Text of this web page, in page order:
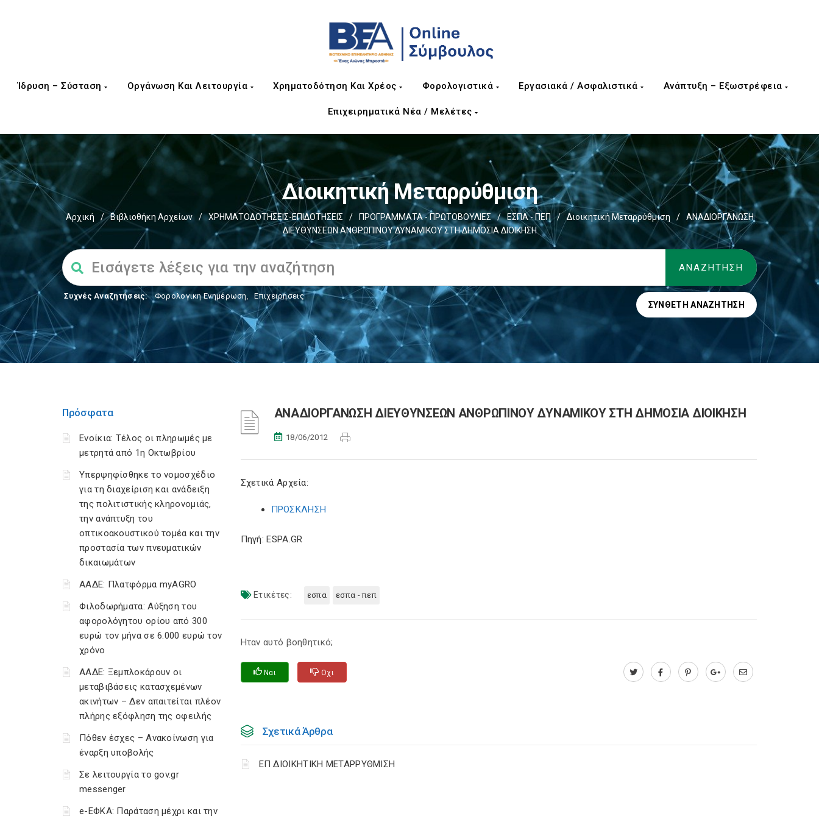
Ίδρυση – Σύσταση Οργάνωση Και Λειτουργία Χρηματοδότηση Και Χρέος Φορολογιστικά Εργασιακά / Ασφαλιστικά Ανάπτυξη – Εξωστρέφεια
Επιχειρηματικά Νέα / Μελέτες
Διοικητική Μεταρρύθμιση
Αρχική / Βιβλιοθήκη Αρχείων / ΧΡΗΜΑΤΟΔΟΤΗΣΕΙΣ-ΕΠΙΔΟΤΗΣΕΙΣ / ΠΡΟΓΡΑΜΜΑΤΑ - ΠΡΩΤΟΒΟΥΛΙΕΣ / ΕΣΠΑ - ΠΕΠ / Διοικητική Μεταρρύθμιση /
ΑΝΑΔΙΟΡΓΑΝΩΣΗ
ΔΙΕΥΘΥΝΣΕΩΝ ΑΝΘΡΩΠΙΝΟΥ ΔΥΝΑΜΙΚΟΥ ΣΤΗ ΔΗΜΟΣΙΑ ΔΙΟΙΚΗΣΗ
Συχνές Αναζητήσεις: Φορολογικη Ενημέρωση, Επιχειρήσεις
ΣΎΝΘΕΤΗ ΑΝΑΖΉΤΗΣΗ
Πρόσφατα
Ενοίκια: Τέλος οι πληρωμές με
μετρητά από 1η Οκτωβρίου
Υπερψηφίσθηκε το νομοσχέδιο
για τη διαχείριση και ανάδειξη
της πολιτιστικής κληρονομιάς,
την ανάπτυξη του
οπτικοακουστικού τομέα και την
προστασία των πνευματικών
δικαιωμάτων
ΑΑΔΕ: Πλατφόρμα myAGRO
Φιλοδωρήματα: Αύξηση του
αφορολόγητου ορίου από 300
ευρώ τον μήνα σε 6.000 ευρώ τον
χρόνο
ΑΑΔΕ: Ξεμπλοκάρουν οι
μεταβιβάσεις κατασχεμένων
ακινήτων – Δεν απαιτείται πλέον
πλήρης εξόφληση της οφειλής
Πόθεν έσχες – Ανακοίνωση για
έναρξη υποβολής
Σε λειτουργία το gov.gr
messenger
e-ΕΦΚΑ: Παράταση μέχρι και την
ΑΝΑΔΙΟΡΓΑΝΩΣΗ ΔΙΕΥΘΥΝΣΕΩΝ ΑΝΘΡΩΠΙΝΟΥ ΔΥΝΑΜΙΚΟΥ ΣΤΗ ΔΗΜΟΣΙΑ ΔΙΟΙΚΗΣΗ
18/06/2012
Σχετικά Αρχεία:
ΠΡΟΣΚΛΗΣΗ
Πηγή: ESPA.GR
Ετικέτες: εσπα εσπα - πεπ
Ηταν αυτό βοηθητικό;
Ναι Οχι
Σχετικά Άρθρα
ΕΠ ΔΙΟΙΚΗΤΙΚΗ ΜΕΤΑΡΡΥΘΜΙΣΗ